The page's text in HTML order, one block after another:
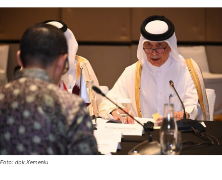
Foto: dok.Kemenlu